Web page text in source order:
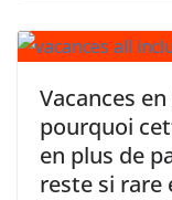
Vacances
pourquoi
en plus de
reste si rare